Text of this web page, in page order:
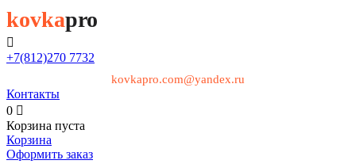
kovkapro

+7(812)270 7732
kovkapro.com@yandex.ru
Контакты
0 
Корзина пуста
Корзина
Оформить заказ